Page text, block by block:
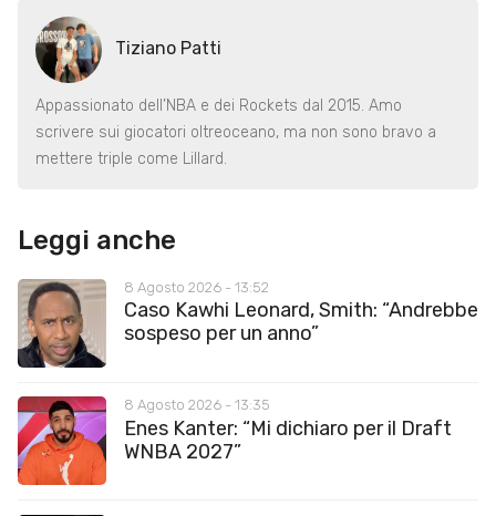
Tiziano Patti
Appassionato dell’NBA e dei Rockets dal 2015. Amo
scrivere sui giocatori oltreoceano, ma non sono bravo a
mettere triple come Lillard.
Leggi anche
8 Agosto 2026 - 13:52
Caso Kawhi Leonard, Smith: “Andrebbe
sospeso per un anno”
8 Agosto 2026 - 13:35
Enes Kanter: “Mi dichiaro per il Draft
WNBA 2027”